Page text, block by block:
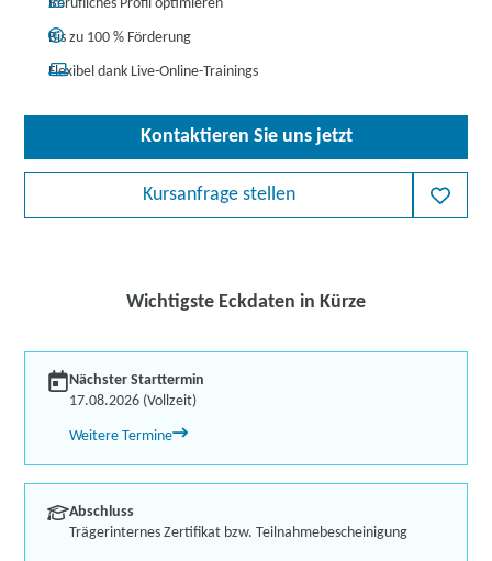
Berufliches Profil optimieren
Bis zu 100 % Förderung
Flexibel dank Live-Online-Trainings
Kontaktieren Sie uns jetzt
Kursanfrage stellen
Wichtigste Eckdaten in Kürze
Nächster Starttermin
17.08.2026 (Vollzeit)
Weitere Termine
Abschluss
Trägerinternes Zertifikat bzw. Teilnahmebescheinigung